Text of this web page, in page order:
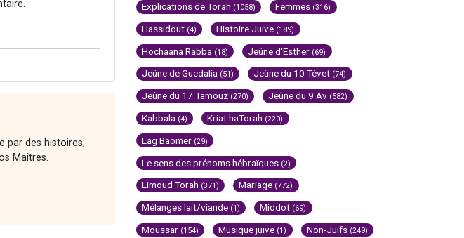
par des histoires,
Maîtres.
Explications de Torah (1058) Femmes (316)
Hassidout (4) Histoire Juive (189)
Hochaana Rabba (18) Jeûne d'Esther (69)
Jeûne de Guedalia (51) Jeûne du 10 Tévet (74)
Jeûne du 17 Tamouz (270) Jeûne du 9 Av (582)
Kabbala (4) Kriat haTorah (220)
Lag Baomer (29)
Le sens des prénoms hébraïques (2)
Limoud Torah (371) Mariage (772)
Mélanges lait/viande (1) Middot (69)
Moussar (154) Musique juive (1) Non-Juifs (249)